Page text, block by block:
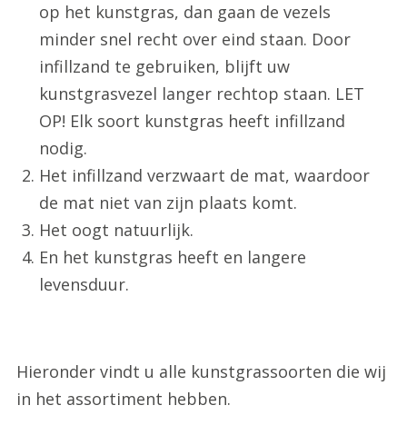
op het kunstgras, dan gaan de vezels
minder snel recht over eind staan. Door
infillzand te gebruiken, blijft uw
kunstgrasvezel langer rechtop staan. LET
OP! Elk soort kunstgras heeft infillzand
nodig.
Het infillzand verzwaart de mat, waardoor
de mat niet van zijn plaats komt.
Het oogt natuurlijk.
En het kunstgras heeft en langere
levensduur.
Hieronder vindt u alle kunstgrassoorten die wij
in het assortiment hebben.